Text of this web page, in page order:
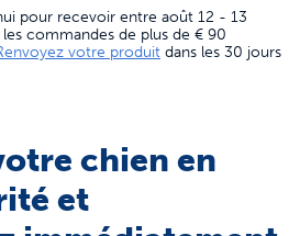
pour recevoir entre août 12 - 13
commandes de plus de € 90
votre produit dans les 30 jours
chien en
et